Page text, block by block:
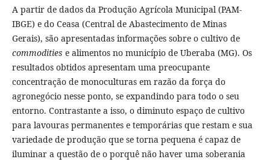
A partir de dados da Produção Agrícola Municipal (PAM-
IBGE) e do Ceasa (Central de Abastecimento de Minas
Gerais), são apresentadas informações sobre o cultivo de
commodities e alimentos no município de Uberaba (MG). Os
resultados obtidos apresentam uma preocupante
concentração de monoculturas em razão da força do
agronegócio nesse ponto, se expandindo para todo o seu
entorno. Contrastante a isso, o diminuto espaço de cultivo
para lavouras permanentes e temporárias que restam e sua
variedade de produção que se torna pequena é capaz de
iluminar a questão de o porquê não haver uma soberania